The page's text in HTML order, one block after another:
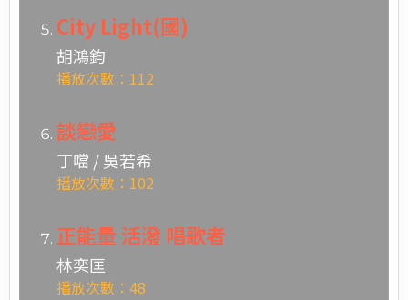
City Light(國)
胡鴻鈞
播放次數：112
談戀愛
丁噹 / 吳若希
播放次數：102
正能量 活潑 唱歌者
林奕匡
播放次數：48